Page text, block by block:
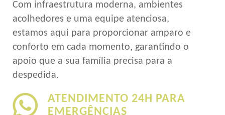
Com infraestrutura moderna, ambientes
acolhedores e uma equipe atenciosa,
estamos aqui para proporcionar amparo e
conforto em cada momento, garantindo o
apoio que a sua família precisa para a
despedida.
ATENDIMENTO 24H PARA
EMERGÊNCIAS